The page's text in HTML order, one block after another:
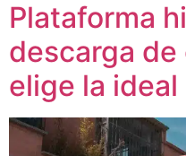
Plataforma
descarga de
elige la ideal